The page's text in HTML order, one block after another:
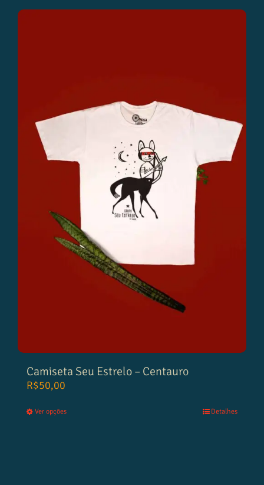
Camiseta Seu Estrelo – Centauro
R$50,00
Ver opções Detalhes